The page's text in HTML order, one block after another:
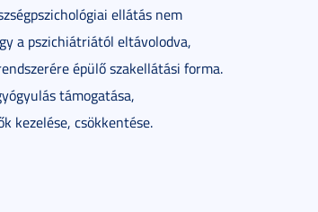
ellátás nem
a pszichiátriától eltávolodva,
épülő szakellátási forma.
támogatása,
kezelése, csökkentése.